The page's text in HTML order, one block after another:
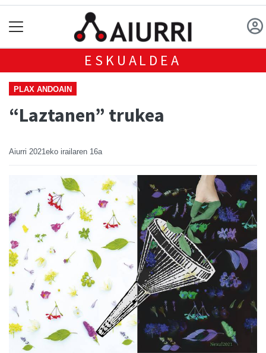
ESKUALDEA
PLAX ANDOAIN
“Laztanen” trukea
Aiurri 2021eko irailaren 16a